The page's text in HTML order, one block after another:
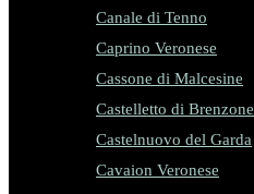
Canale di Tenno
Caprino Veronese
Cassone di Malcesine
Castelletto di Brenzone
Castelnuovo del Garda
Cavaion Veronese